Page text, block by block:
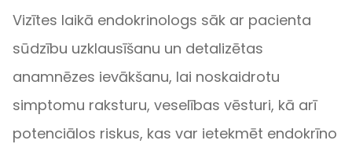
Vizītes laikā endokrinologs sāk ar pacienta
sūdzību uzklausīšanu un detalizētas
anamnēzes ievākšanu, lai noskaidrotu
simptomu raksturu, veselības vēsturi, kā arī
potenciālos riskus, kas var ietekmēt endokrīno